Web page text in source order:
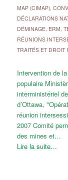
MAP (CIMAP),
DÉCLARATIONS
DÉMINAGE, ERM,
RÉUNIONS
TRAITÉS ET DROIT
Intervention de
populaire
interministériel
d’Ottawa,
réunion
2007 Comité
des mines et…
Lire la suite…